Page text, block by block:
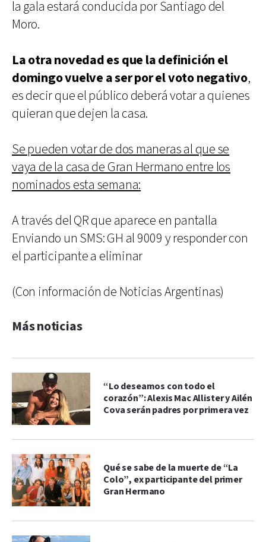
la gala estará conducida por Santiago del
Moro.
La otra novedad es que la definición el
domingo vuelve a ser por el voto negativo,
es decir que el público deberá votar a quienes
quieran que dejen la casa.
Se pueden votar de dos maneras al que se
vaya de la casa de Gran Hermano entre los
nominados esta semana:
A través del QR que aparece en pantalla
Enviando un SMS: GH al 9009 y responder con
el participante a eliminar
(Con información de Noticias Argentinas)
Más noticias
“Lo deseamos con todo el
corazón”: Alexis Mac Allister y Ailén
Cova serán padres por primera vez
Qué se sabe de la muerte de “La
Colo”, ex participante del primer
Gran Hermano